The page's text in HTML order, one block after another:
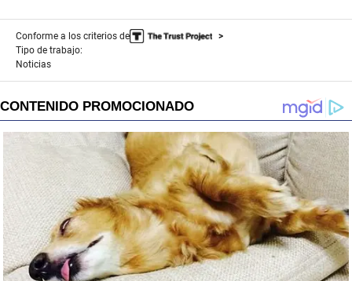
Conforme a los criterios de
Tipo de trabajo:
Noticias